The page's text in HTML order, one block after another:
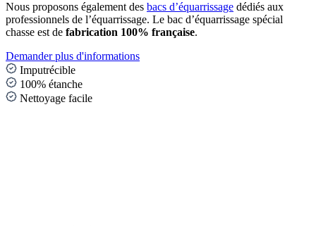
Nous proposons également des bacs d’équarrissage dédiés aux
professionnels de l’équarrissage. Le bac d’équarrissage spécial
chasse est de fabrication 100% française.
Demander plus d'informations
Imputrécible
100% étanche
Nettoyage facile